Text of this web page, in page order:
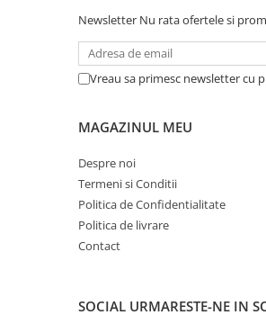
Masini de fum si ceata
Moving Head-uri
Proiectoare
Stative si schela lumini
Instrumente Muzicale
Chitare si bass
Instrumente de suflat
Newsletter Nu rata ofertele si
Vreau sa primesc newsletter cu
MAGAZINUL MEU
Despre noi
Termeni si Conditii
Politica de Confidentialitate
Politica de livrare
Contact
SOCIAL URMARESTE-NE IN